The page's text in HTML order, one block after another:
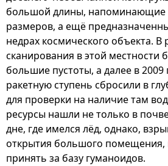
большой длины, напоминающие
размеров, а ещё
недрах космического объекта. В
сканирования в этой местности
большие пустоты, а далее в 2009
ракетную ступень сбросили в
для проверки на наличие там
ресурсы нашли не только в
дне, где имелся лёд, однако,
открытия большого
принять за базу гуманоидов.